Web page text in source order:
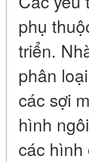
phụ
triển.
phân
các sợi
hình
các hình